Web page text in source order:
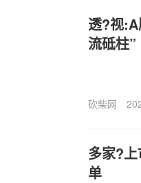
透?视
流砥柱”
砍柴网
多家?
单